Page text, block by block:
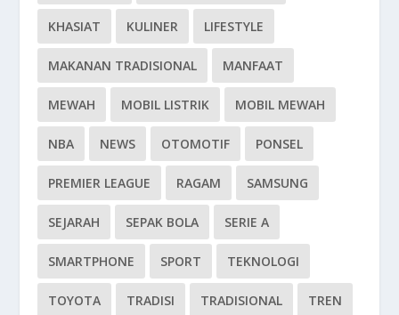
KHASIAT KULINER LIFESTYLE
MAKANAN TRADISIONAL MANFAAT
MEWAH MOBIL LISTRIK MOBIL MEWAH
NBA NEWS OTOMOTIF PONSEL
PREMIER LEAGUE RAGAM SAMSUNG
SEJARAH SEPAK BOLA SERIE A
SMARTPHONE SPORT TEKNOLOGI
TOYOTA TRADISI TRADISIONAL TREN